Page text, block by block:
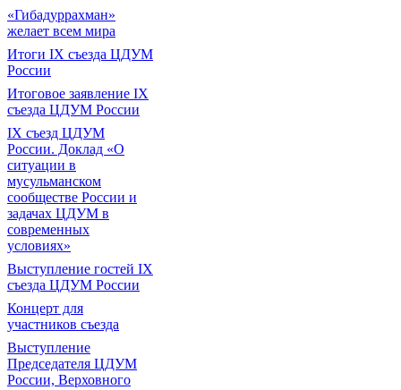
«Гибадуррахман»
желает всем мира
Итоги IX cъезда ЦДУМ
России
Итоговое заявление IX
съезда ЦДУМ России
IX съезд ЦДУМ
России. Доклад «О
ситуации в
мусульманском
сообществе России и
задачах ЦДУМ в
современных
условиях»
Выступление гостей IX
съезда ЦДУМ России
Концерт для
участников съезда
Выступление
Председателя ЦДУМ
России, Верховного